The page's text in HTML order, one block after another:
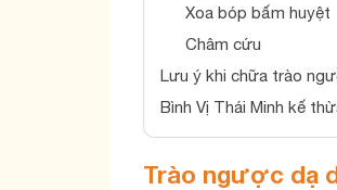
Xoa bóp bấm huyệt
Châm cứu
Lưu ý khi chữa trào
Bình Vị Thái Minh kế
Trào ngược dạ